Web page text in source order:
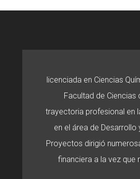
licenciada en Ciencias
Facultad de Ciencias
trayectoria profesional en
en el área de
Proyectos dirigió
financiera a la vez que